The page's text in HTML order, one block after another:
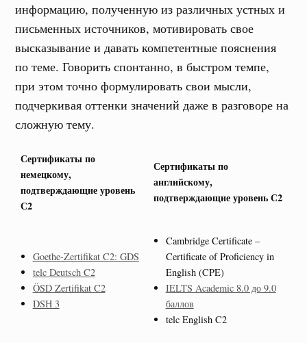
информацию, полученную из различных устных и
письменных источников, мотивировать свое
высказывание и давать компетентные пояснения
по теме. Говорить спонтанно, в быстром темпе,
при этом точно формулировать свои мысли,
подчеркивая оттенки значений даже в разговоре на
сложную тему.
Сертификаты по
немецкому,
подтверждающие уровень
С2
Сертификаты по
английскому,
подтверждающие уровень С2
Goethe-Zertifikat C2: GDS
telc Deutsch C2
ÖSD Zertifikat C2
DSH 3
Cambridge Certificate –
Certificate of Proficiency in
English (CPE)
IELTS Academic 8.0 до 9.0
баллов
telc English C2